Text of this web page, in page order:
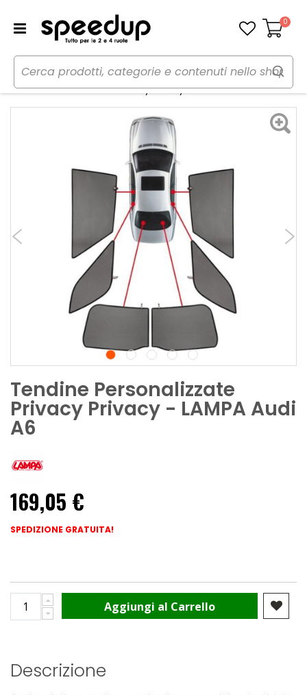
Carrello
0
Home Auto Estate
Tendine parasole
Tendine Personalizzate Privacy Privacy - LAMPA Audi A6
Tendine Personalizzate
Privacy Privacy - LAMPA Audi
A6
169,05 €
SPEDIZIONE GRATUITA!
Aggiungi al Carrello
Descrizione